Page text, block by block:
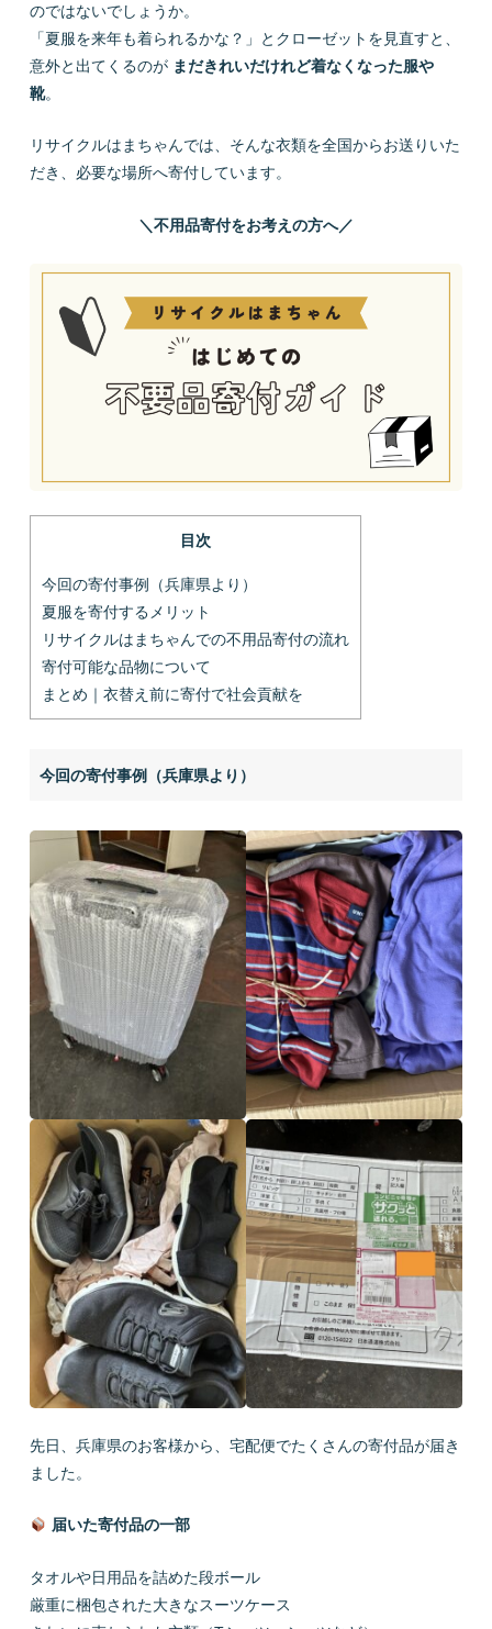
プライバシーポリシー
のではないでしょうか。
「夏服を来年も着られるかな？」とクローゼットを見直すと、
意外と出てくるのが まだきれいだけれど着なくなった服や
靴。
リサイクルはまちゃんでは、そんな衣類を全国からお送りいた
だき、必要な場所へ寄付しています。
＼不用品寄付をお考えの方へ／
目次
今回の寄付事例（兵庫県より）
夏服を寄付するメリット
リサイクルはまちゃんでの不用品寄付の流れ
寄付可能な品物について
まとめ｜衣替え前に寄付で社会貢献を
今回の寄付事例（兵庫県より）
先日、兵庫県のお客様から、宅配便でたくさんの寄付品が届き
ました。
届いた寄付品の一部
タオルや日用品を詰めた段ボール
厳重に梱包された大きなスーツケース